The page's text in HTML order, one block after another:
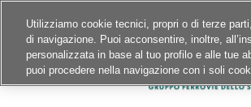
Utilizziamo cookie tecnici, propri o di terze
di navigazione. Puoi acconsentire, inoltre,
personalizzata in base al tuo profilo e alle tue
puoi procedere nella navigazione con i soli